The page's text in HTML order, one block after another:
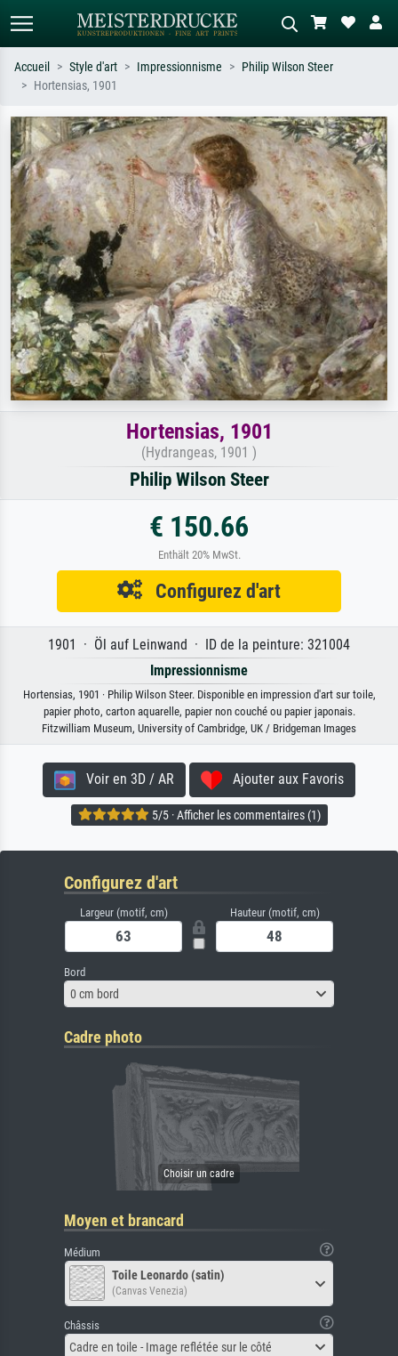
Recherchez par artiste, titre ou style –
ex. Monet, Nuit étoilée,
impressionnisme, vague de Hokusai,
nu.
Décrivez la scène – ex. prairie verte,
abstrait avec beaucoup de rouge,
tableau sombre, nu debout près d'un
arbre.
Accueil Style d'art Impressionnisme
Philip Wilson Steer
Hortensias, 1901
Hortensias, 1901
(Hydrangeas, 1901 )
Philip Wilson Steer
€ 150.66
Enthält 20% MwSt.
Configurez d'art
1901 · Öl auf Leinwand · ID de la peinture: 321004
Impressionnisme
Hortensias, 1901 · Philip Wilson Steer. Disponible en impression d'art sur toile,
papier photo, carton aquarelle, papier non couché ou papier japonais.
Fitzwilliam Museum, University of Cambridge, UK / Bridgeman Images
Voir en 3D / AR Ajouter aux Favoris
5/5 · Afficher les commentaires (1)
Configurez d'art
Largeur (motif, cm) Hauteur (motif, cm)
Bord
0 cm bord
Cadre photo
Moyen et brancard
Médium
Toile Leonardo (satin)
(Canvas Venezia)
Châssis
Cadre en toile - Image reflétée sur le côté